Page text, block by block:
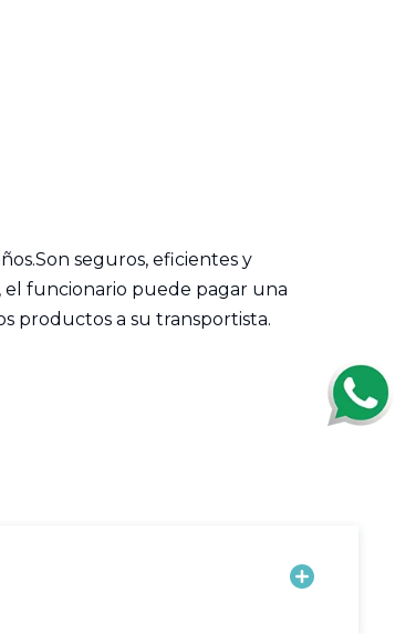
seguros, eficientes y
el funcionario puede pagar una
productos a su transportista.